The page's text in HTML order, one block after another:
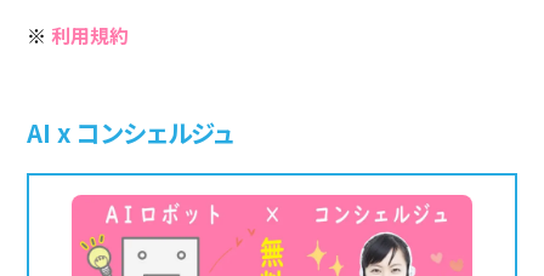
※利用規約
AI x コンシェルジュ